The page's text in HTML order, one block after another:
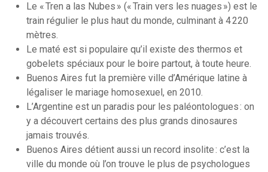
Le « Tren a las Nubes » (« Train vers les nuages ») est le
train régulier le plus haut du monde, culminant à 4 220
mètres.
Le maté est si populaire qu’il existe des thermos et
gobelets spéciaux pour le boire partout, à toute heure.
Buenos Aires fut la première ville d’Amérique latine à
légaliser le mariage homosexuel, en 2010.
L’Argentine est un paradis pour les paléontologues : on
y a découvert certains des plus grands dinosaures
jamais trouvés.
Buenos Aires détient aussi un record insolite : c’est la
ville du monde où l’on trouve le plus de psychologues